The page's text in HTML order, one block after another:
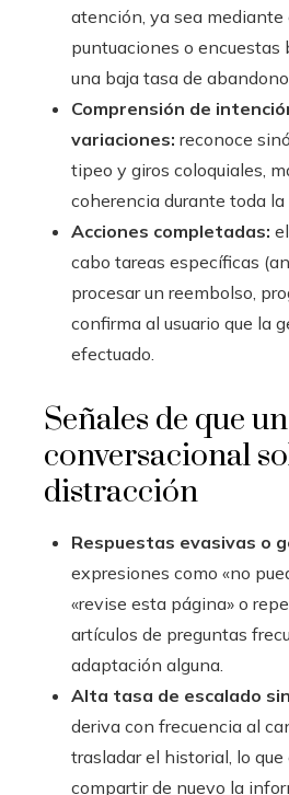
atención, ya sea mediante
puntuaciones o encuestas
una baja tasa de
Comprensión de
variaciones: reconoce
tipeo y giros coloquiales,
coherencia durante toda
Acciones completadas:
cabo tareas específicas
procesar un reembolso,
confirma al usuario que la
efectuado.
Señales de que
conversacional
distracción
Respuestas evasivas o
expresiones como «no
«revise esta página» o
artículos de preguntas
adaptación alguna.
Alta tasa de escalado
deriva con frecuencia al
trasladar el historial, lo
compartir de nuevo la